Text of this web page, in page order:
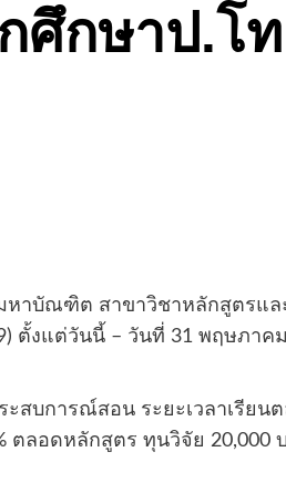
ศึกษาป.โท
าบัณฑิต สาขาวิชาหลักสูตรแล
ตั้งแต่วันนี้ – วันที่ 31 พฤษภาค
สบการณ์สอน ระยะเวลาเรียน
ตลอดหลักสูตร ทุนวิจัย 20,000